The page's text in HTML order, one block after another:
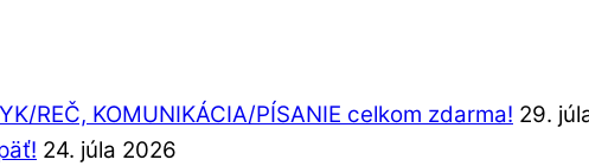
REČ, KOMUNIKÁCIA/PÍSANIE celkom zdarma! 29.
24. júla 2026